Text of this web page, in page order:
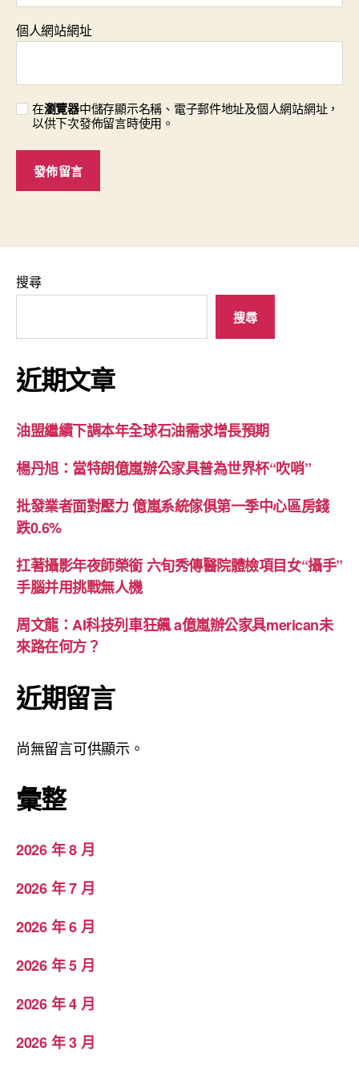
個人網站網址
在瀏覽器中儲存顯示名稱、電子郵件地址及個人網站網址，
以供下次發佈留言時使用。
搜尋
搜尋
近期文章
油盟繼續下調本年全球石油需求增長預期
楊丹旭：當特朗億嵐辦公家具普為世界杯“吹哨”
批發業者面對壓力 億嵐系統傢俱第一季中心區房錢
跌0.6%
扛著攝影年夜師榮銜 六旬秀傳醫院體檢項目女“攝手”
手腦并用挑戰無人機
周文龍：AI科技列車狂飆 a億嵐辦公家具merican未
來路在何方？
近期留言
尚無留言可供顯示。
彙整
2026 年 8 月
2026 年 7 月
2026 年 6 月
2026 年 5 月
2026 年 4 月
2026 年 3 月